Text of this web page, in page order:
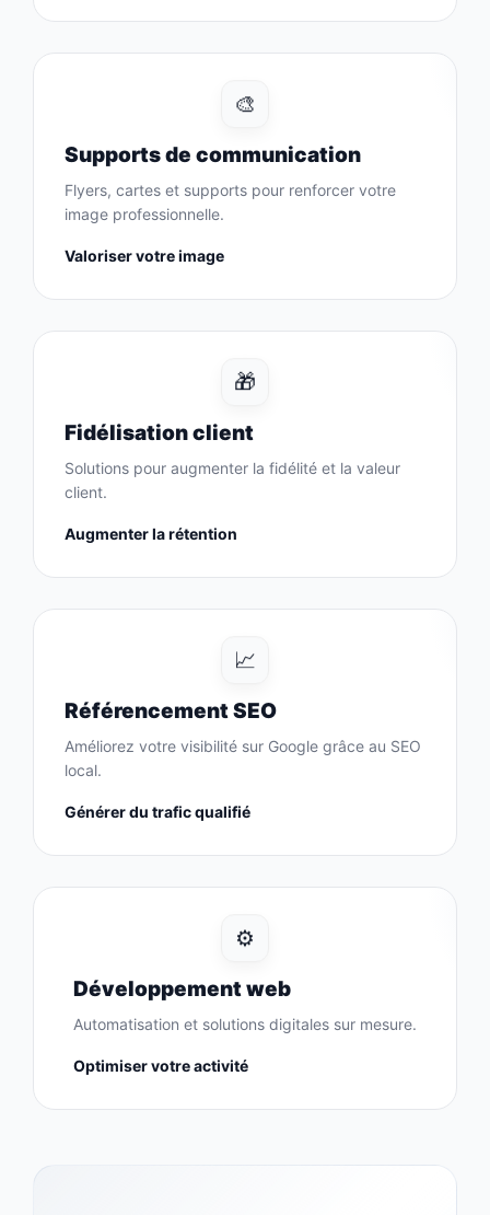
🎨
Supports de communication
Flyers, cartes et supports pour renforcer votre
image professionnelle.
Valoriser votre image
🎁
Fidélisation client
Solutions pour augmenter la fidélité et la valeur
client.
Augmenter la rétention
📈
Référencement SEO
Améliorez votre visibilité sur Google grâce au SEO
local.
Générer du trafic qualifié
⚙️
Développement web
Automatisation et solutions digitales sur mesure.
Optimiser votre activité